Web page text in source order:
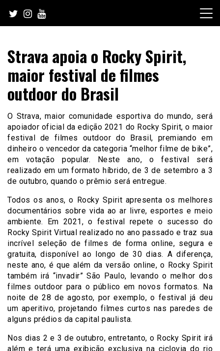
content
Strava apoia o Rocky Spirit,
maior festival de filmes
outdoor do Brasil
O Strava, maior comunidade esportiva do mundo, será
apoiador oficial da edição 2021 do Rocky Spirit, o maior
festival de filmes outdoor do Brasil, premiando em
dinheiro o vencedor da categoria “melhor filme de bike”,
em votação popular. Neste ano, o festival será
realizado em um formato híbrido, de 3 de setembro a 3
de outubro, quando o prêmio será entregue.
Todos os anos, o Rocky Spirit apresenta os melhores
documentários sobre vida ao ar livre, esportes e meio
ambiente. Em 2021, o festival repete o sucesso do
Rocky Spirit Virtual realizado no ano passado e traz sua
incrível seleção de filmes de forma online, segura e
gratuita, disponível ao longo de 30 dias. A diferença,
neste ano, é que além da versão online, o Rocky Spirit
também irá “invadir” São Paulo, levando o melhor dos
filmes outdoor para o público em novos formatos. Na
noite de 28 de agosto, por exemplo, o festival já deu
um aperitivo, projetando filmes curtos nas paredes de
alguns prédios da capital paulista.
Nos dias 2 e 3 de outubro, entretanto, o Rocky Spirit irá
além e terá uma exibição exclusiva na ciclovia do rio